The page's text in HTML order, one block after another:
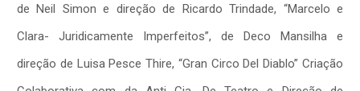
de Neil Simon e direção de Ricardo Trindade, “Marcelo e
Clara- Juridicamente Imperfeitos”, de Deco Mansilha e
direção de Luisa Pesce Thire, “Gran Circo Del Diablo” Criação